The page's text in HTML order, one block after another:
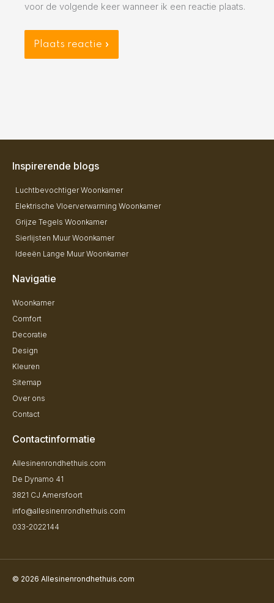
voor de volgende keer wanneer ik een reactie plaats.
Inspirerende blogs
Luchtbevochtiger Woonkamer
Elektrische Vloerverwarming Woonkamer
Grijze Tegels Woonkamer
Sierlijsten Muur Woonkamer
Ideeën Lange Muur Woonkamer
Navigatie
Woonkamer
Comfort
Decoratie
Design
Kleuren
Sitemap
Over ons
Contact
Contactinformatie
Allesinenrondhethuis.com
De Dynamo 41
3821 CJ Amersfoort
info@allesinenrondhethuis.com
033-2022144
© 2026 Allesinenrondhethuis.com